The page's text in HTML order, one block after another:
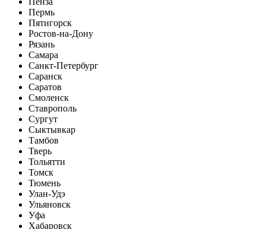
Пермь
Пятигорск
Ростов-на-Дону
Рязань
Самара
Санкт-Петербург
Саранск
Саратов
Смоленск
Ставрополь
Сургут
Сыктывкар
Тамбов
Тверь
Тольятти
Томск
Тюмень
Улан-Удэ
Ульяновск
Уфа
Хабаровск